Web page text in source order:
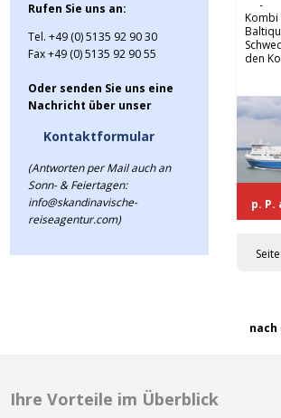
Rufen Sie uns an:
Tel. +49 (0) 5135 92 90 30
Fax +49 (0) 5135 92 90 55
Oder senden Sie uns eine
Nachricht über unser
Kontaktformular
(Antworten per Mail auch an
Sonn- & Feiertagen:
info@skandinavische-
reiseagentur.com)
Kombi
den
p. P.
Seite:
nach
Ihre Vorteile im Überblick